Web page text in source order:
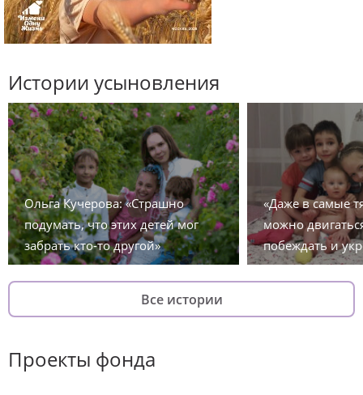
Истории усыновления
Ольга Кучерова: «Страшно
подумать, что этих детей мог
забрать кто-то другой»
«Даже в самые
можно
побеждать и
Все истории
Проекты фонда